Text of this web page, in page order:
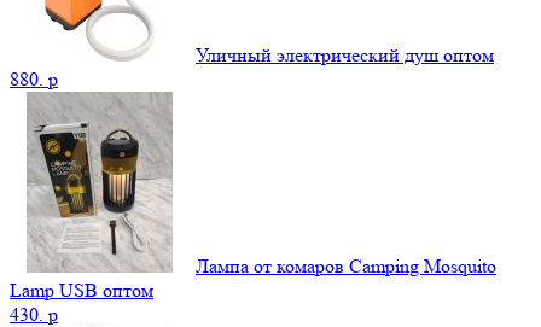
Уличный электрический душ оптом
880. p
Лампа от комаров Camping Mosquito
Lamp USB оптом
430. p